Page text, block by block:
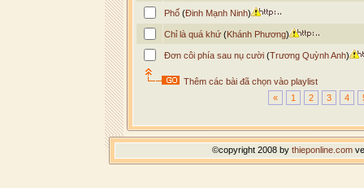
Phố(Đinh Mạnh Ninh)
Chỉ là quá khứ(Khánh Phương)
Đơn côi phía sau nụ cười(Trương Quỳnh Anh)
Thêm các bài đã chọn vào playlist
«
1 2 3 4
©copyright 2008 by thieponline.com